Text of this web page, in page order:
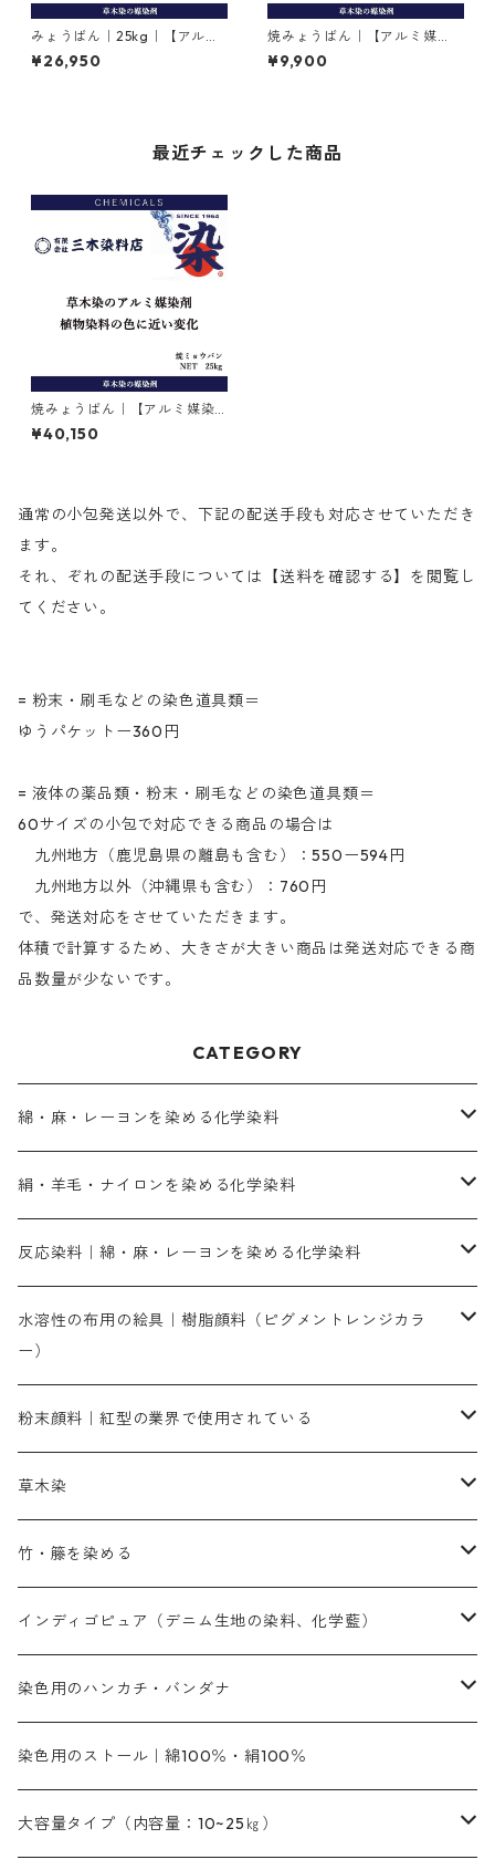
みょうばん｜25kg｜【アルミ
媒染剤】｜硫酸カリウムアル
ミニウム12水
¥26,950
焼みょうばん｜【アルミ媒
染】｜500g×10袋｜焼ミョウ
バン
¥9,900
最近チェックした商品
焼みょうばん｜【アルミ媒染
剤】｜25kg｜焼ミョウバン
¥40,150
通常の小包発送以外で、下記の配送手段も対応させていただき
ます。
それ、ぞれの配送手段については【送料を確認する】を閲覧し
てください。
= 粉末・刷毛などの染色道具類＝
ゆうパケットー360円
= 液体の薬品類・粉末・刷毛などの染色道具類＝
60サイズの小包で対応できる商品の場合は
九州地方（鹿児島県の離島も含む）：550ー594円
九州地方以外（沖縄県も含む）：760円
で、発送対応をさせていただきます。
体積で計算するため、大きさが大きい商品は発送対応できる商
品数量が少ないです。
CATEGORY
綿・麻・レーヨンを染める化学染料
直接染料－染色手順が簡単
人気のおすすめ直接染料
染色に必要な薬品類
橙色系
青色系
紫色系
緑色系
茶色系
絹・羊毛・ナイロンを染める化学染料
お買い得品
染料一覧
人気のおすすめ染料
橙色系
緑色系
茶色系
染色に必要な薬品類
補助薬品
反応染料｜綿・麻・レーヨンを染める化学染料
お勧めの3原色（赤・青・黄色）
お勧め｜スミフィックス～
3原色以外の色目
赤色
茶色｜20g入りのみ公開
灰色｜20g入りのみ公開
染色に必要な薬品
アルカリ剤
補助薬品
捺染に必要な材料
捺染糊
水溶性の布用の絵具｜樹脂顔料（ピグメントレンジカラ
ー）
ネオカラー（色）
内容量：100g
内容量：500g
バィンダー（定着剤）
増粘剤
黄色系
エロ―M3G｜定番の色合い
エロー ＭＧＲ｜明るい緑みの黄色
オレンジ系
オレンヂMG｜黄みの橙色
オレンヂMGD（定番の色合い）
赤色系
レットMFB｜赤色（定番の色合い）
青色系
粉末顔料｜紅型の業界で使用されている
赤色系
本洋紅
代用朱黄色口
黄色系
ファストエロ―10GN（鮮やかな黄色）
ファストエロ―5GN（黄色）
青色系
NSBAブルー
群青
白色｜胡粉
黒色｜在庫処分特価
緑色｜在庫処分特価
草木染
植物染料
人気のおすすめ植物染料
インド茜・西洋茜の個別販売
濃染処理剤｜ソルバックスPS－900
媒染剤
アルミ媒染剤
鉄媒染剤
ソーダ灰｜アルカリ性のPH調整剤
藍染
竹・籐を染める
人気のおすすめ竹・藤を染める染料
塩基性染料（混色可能）
ビスマークブロンB｜赤茶色
塩基性エロ―｜液体タイプ
オリジナル染料｜スス竹色｜ミキセットファストブロンGR
インディゴピュア（デニム生地の染料、化学藍）
初心者向けお試しセット販売
インディゴピュア
アルカリ剤
染色用のハンカチ・バンダナ
45cm×45cm（ハンカチ）｜端の始末も綿糸｜タグなし
54cm×54cm（バンダナ）｜端の始末も綿糸｜タグなし
染色用のストール｜綿100％・絹100％
大容量タイプ（内容量：10~25㎏）